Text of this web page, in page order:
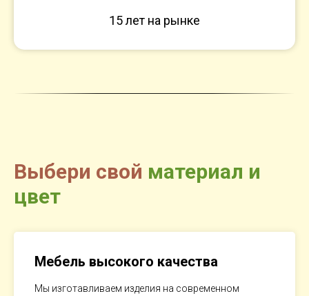
15 лет на рынке
Выбери свой материал и
цвет
Мебель высокого качества
Мы изготавливаем изделия на современном